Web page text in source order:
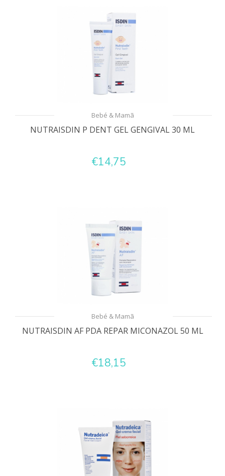
Bebé & Mamã
NUTRAISDIN P DENT GEL GENGIVAL 30 ML
€14,75
Bebé & Mamã
NUTRAISDIN AF PDA REPAR MICONAZOL 50 ML
€18,15